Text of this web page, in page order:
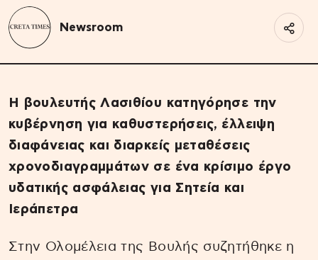
Newsroom
Η βουλευτής Λασιθίου κατηγόρησε την
κυβέρνηση για καθυστερήσεις, έλλειψη
διαφάνειας και διαρκείς μεταθέσεις
χρονοδιαγραμμάτων σε ένα κρίσιμο έργο
υδατικής ασφάλειας για Σητεία και
Ιεράπετρα
Στην Ολομέλεια της Βουλής συζητήθηκε η